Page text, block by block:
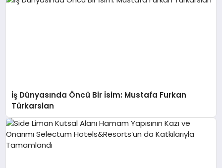
İş Dünyasında Öncü Bir İsim: Mustafa Furkan
Türkarslan